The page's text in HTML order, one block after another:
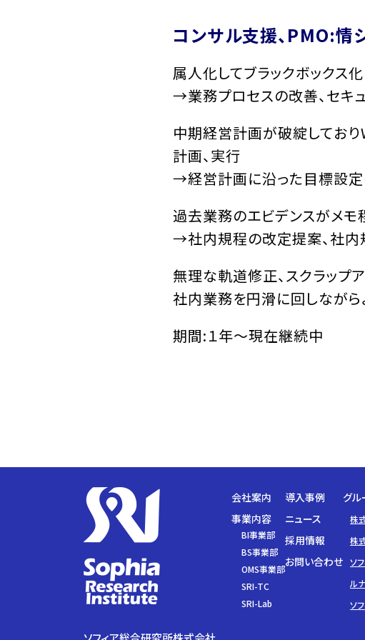
コンサル支援、PMO:情
属人化してブラックボックス
→業務プロセスの改善、セキ
中期経営計画が破綻してお
計画、実行
→経営計画に沿った目標設
過去業務のエビデンスがメ
→社内規程の改定提案、社内
無理な軌道修正、スクラップ
社内業務を円滑に回しながら
期間:１年～現在継続中
会社案内
事業内容
BI事業部
BS事業部
OMS事業部
SRI-TC
SRI-Lab
導入事例
ニュース
採用情報
お問い合わせ
グル
株
株
ソ
ル
ソ